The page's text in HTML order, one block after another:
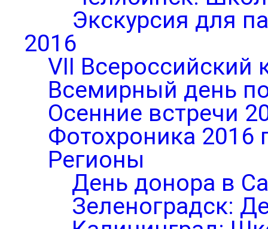
Экскурсия для
2016
VII Всероссийский
Всемирный день
Осенние встречи
Фотохроника 2016
Регионы
День донора в
Зеленоградск: